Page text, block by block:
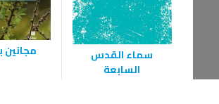
سماء القدس
السابعة